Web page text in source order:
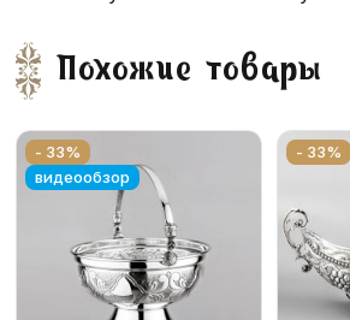
Похожие товары
- 33%
видеообзор
- 33%